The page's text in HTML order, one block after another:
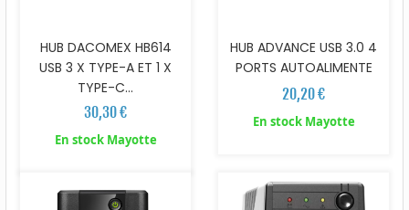
HUB DACOMEX HB614
USB 3 X TYPE-A ET 1 X
TYPE-C...
30,30 €
En stock Mayotte
HUB ADVANCE USB 3.0 4
PORTS AUTOALIMENTE
20,20 €
En stock Mayotte